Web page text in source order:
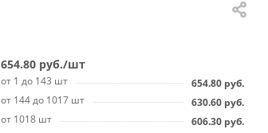
654.80 руб./шт
от 1 до 143 шт 654.80 руб.
от 144 до 1017 шт
630.60 руб.
от 1018 шт
606.30 руб.